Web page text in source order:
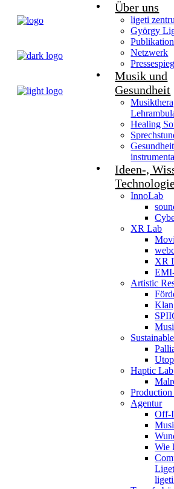
Über uns
ligeti
György
Netzwerk
Musik und
Gesundheit
Healing
Ideen-,
InnoLab
XR Lab
XR
Artistic
Haptic Lab
Agentur
Off-
Wie